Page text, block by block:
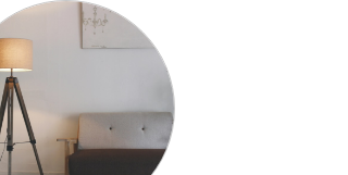
周辺
あま
自
スー
キッ